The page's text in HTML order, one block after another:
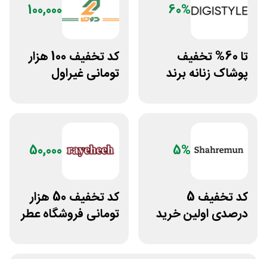
60%
تا 60% تخفیف
پوشاک زنانه برند
100,000
کد تخفیف 100 هزار
تومانی غیراول
5%
کد تخفیف 5
درصدی اولین خرید
50,000
کد تخفیف 50 هزار
تومانی فروشگاه عطر